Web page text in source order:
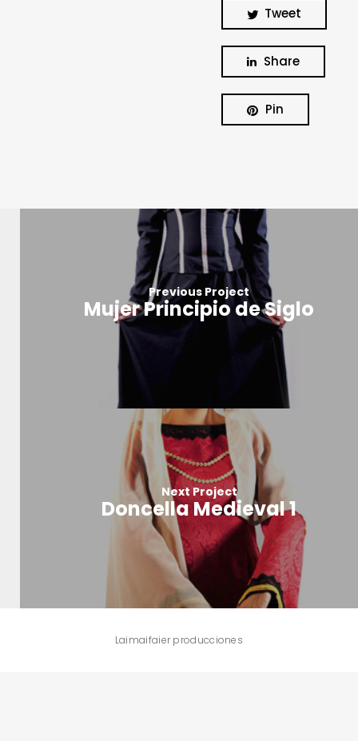
Tweet
Share
Pin
Previous Project
Mujer Principio de Siglo
Next Project
Doncella Medieval 1
Laimaifaier producciones